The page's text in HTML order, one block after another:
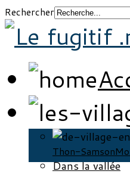
Rechercher
Thon-Samson
Dans la vallée